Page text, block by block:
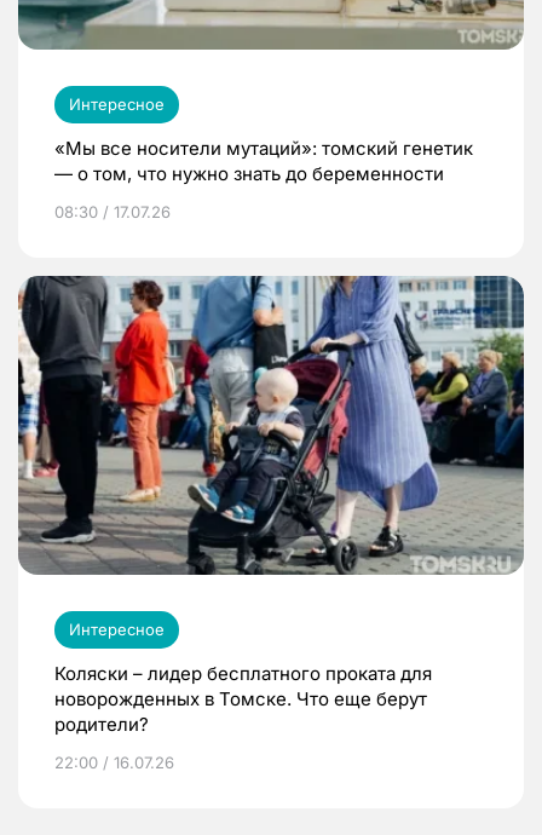
Интересное
«Мы все носители мутаций»: томский генетик
— о том, что нужно знать до беременности
08:30 / 17.07.26
Интересное
Коляски – лидер бесплатного проката для
новорожденных в Томске. Что еще берут
родители?
22:00 / 16.07.26